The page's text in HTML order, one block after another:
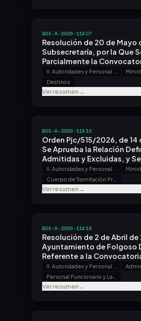
BOE-A-2026-11407
Resolución de 20 de Mayo
Subsecretaría, por la Que
Parcialmente la
Designación, Efectuada
Marzo de 2026.
Destinos
Ver resumen→
BOE-A-2026-11410
Orden Pjc/515/2026, de 14
Se Aprueba la Relación
Admitidas y Excluidas, y
Examen del Proceso
Promoción Interna, Al
Procesal y Administrativa
de Justicia, Convocado
Ver resumen→
BOE-A-2026-11415
Resolución de 2 de Abril
Ayuntamiento de Folgoso
Referente a la
Plaza.
Ver resumen→